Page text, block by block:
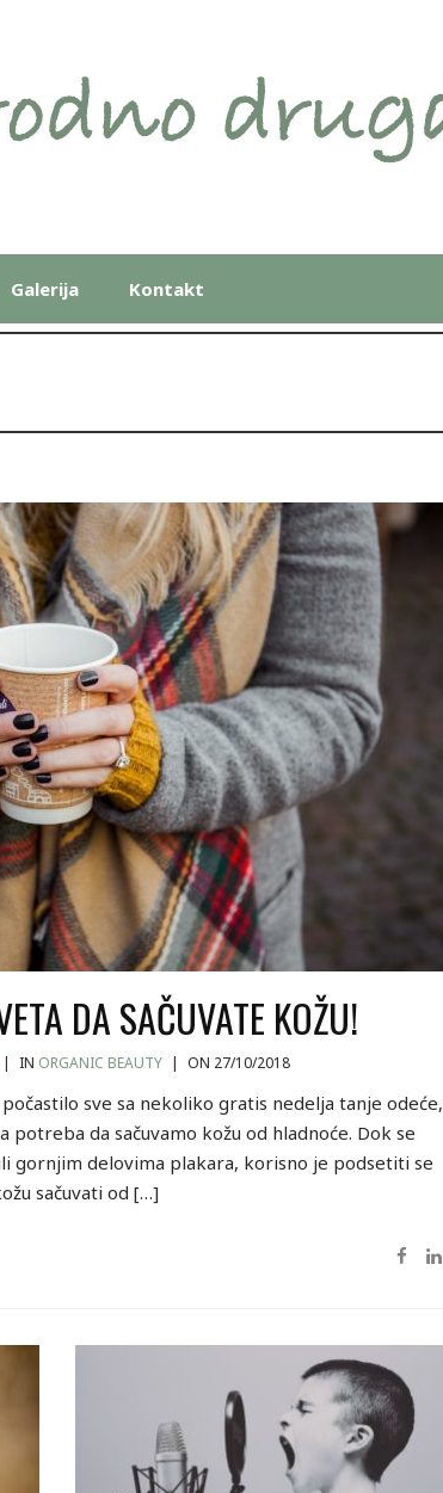
Galerija Kontakt
DA SAČUVATE KOŽU!
| IN ORGANIC BEAUTY | ON 27/10/2018
sve sa nekoliko gratis nedelja tanje odeće,
potreba da sačuvamo kožu od hladnoće. Dok se
gornjim delovima plakara, korisno je podsetiti se
sačuvati od […]